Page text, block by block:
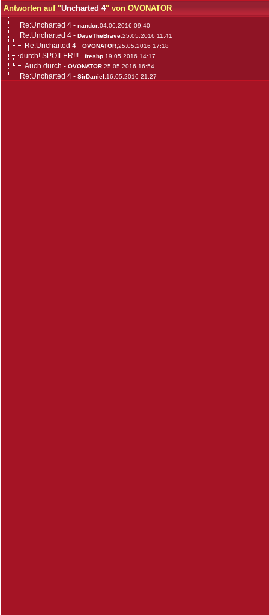
Antworten auf "Uncharted 4" von OVONATOR
Re:Uncharted 4 - nandor ,04.06.2016 09:40
Re:Uncharted 4 - DaveTheBrave ,25.05.2016 11:41
Re:Uncharted 4 - OVONATOR ,25.05.2016 17:18
durch! SPOILER!!! - freshp ,19.05.2016 14:17
Auch durch - OVONATOR ,25.05.2016 16:54
Re:Uncharted 4 - SirDaniel ,16.05.2016 21:27